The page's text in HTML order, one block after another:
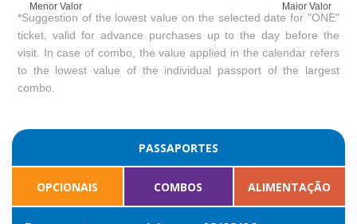
Menor Valor Maior Valor
*Suggestion of the lowest value on the selected date for "ONE"
ticket, valid for advance purchases up to the day before the
visit. In case of combo, the value applied in the calendar refers
to the lowest value of the individual passport of the largest
combo.
PASSAPORTES
OPCIONAIS COMBOS ALIMENTAÇÃO